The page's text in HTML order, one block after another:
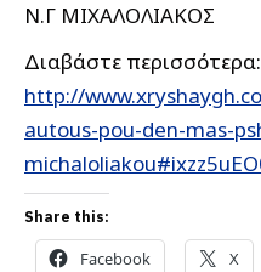
Ν.Γ ΜΙΧΑΛΟΛΙΑΚΟΣ
Διαβάστε περισσότερα:
http://
autous-pou-den-mas-
Share this:
Facebook X